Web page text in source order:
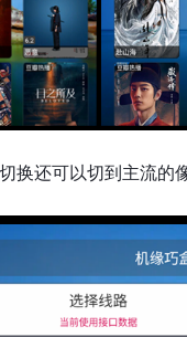
换还可以切到主流的